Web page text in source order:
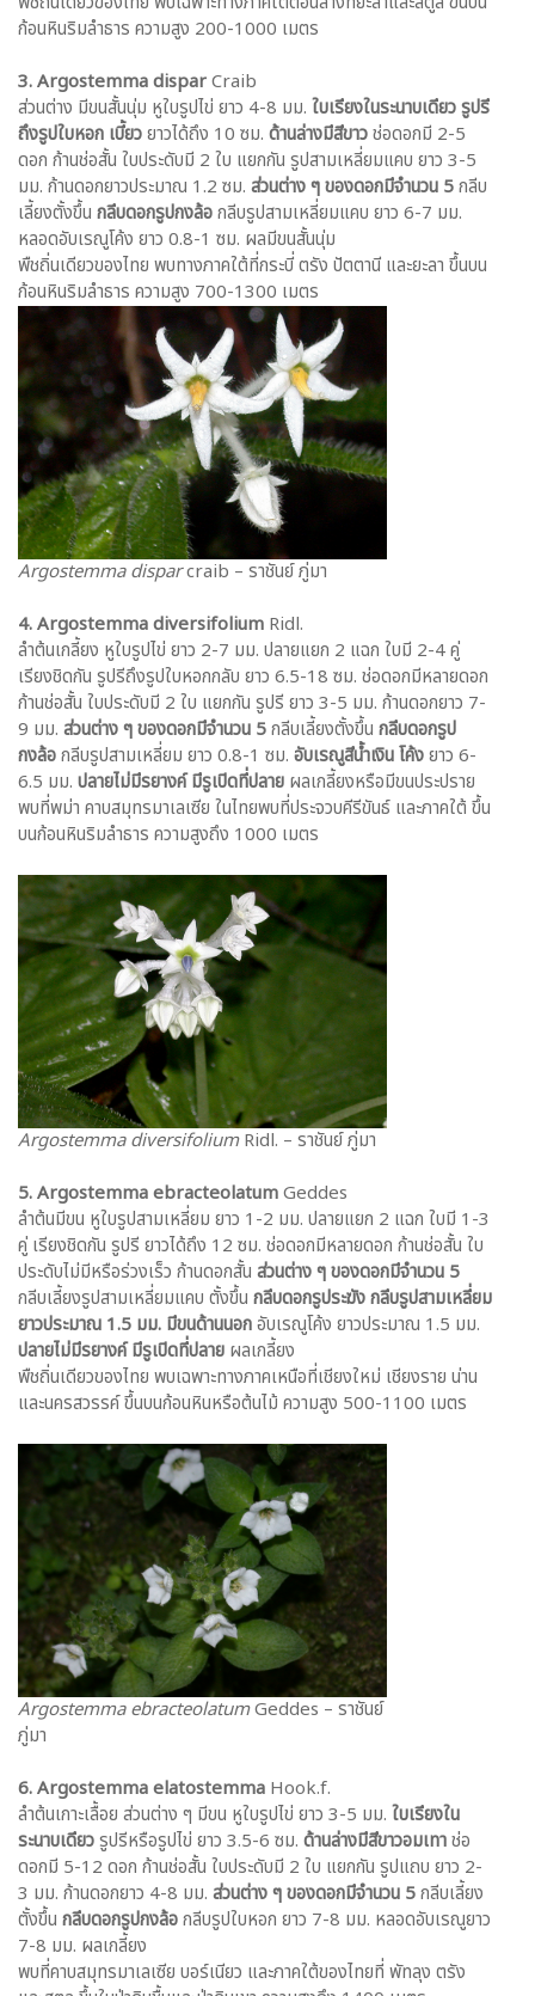
ก้อนหินริมลำธาร ความสูง 200-1000 เมตร
3. Argostemma disparCraib
ส่วนต่าง มีขนสั้นนุ่ม หูใบรูปไข่ ยาว 4-8 มม. ใบเรียงในระนาบเดียว รูปรี
ถึงรูปใบหอก เบี้ยวยาวได้ถึง 10 ซม. ด้านล่างมีสีขาวช่อดอกมี 2-5
ดอก ก้านช่อสั้น ใบประดับมี 2 ใบ แยกกัน รูปสามเหลี่ยมแคบ ยาว 3-5
มม. ก้านดอกยาวประมาณ 1.2 ซม. ส่วนต่าง ๆ ของดอกมีจำนวน 5กลีบ
เลี้ยงตั้งขึ้น กลีบดอกรูปกงล้อกลีบรูปสามเหลี่ยมแคบ ยาว 6-7 มม.
หลอดอับเรณูโค้ง ยาว 0.8-1 ซม. ผลมีขนสั้นนุ่ม
พืชถิ่นเดียวของไทย พบทางภาคใต้ที่กระบี่ ตรัง ปัตตานี และยะลา ขึ้นบน
ก้อนหินริมลำธาร ความสูง 700-1300 เมตร
Argostemma disparcraib – ราชันย์ ภู่มา
4. Argostemma diversifolium Ridl.
ลำต้นเกลี้ยง หูใบรูปไข่ ยาว 2-7 มม. ปลายแยก 2 แฉก ใบมี 2-4 คู่
เรียงชิดกัน รูปรีถึงรูปใบหอกกลับ ยาว 6.5-18 ซม. ช่อดอกมีหลายดอก
ก้านช่อสั้น ใบประดับมี 2 ใบ แยกกัน รูปรี ยาว 3-5 มม. ก้านดอกยาว 7-
9 มม. ส่วนต่าง ๆ ของดอกมีจำนวน 5กลีบเลี้ยงตั้งขึ้น กลีบดอกรูป
กงล้อกลีบรูปสามเหลี่ยม ยาว 0.8-1 ซม. อับเรณูสีน้ำเงิน โค้งยาว 6-
6.5 มม. ปลายไม่มีรยางค์ มีรูเปิดที่ปลาย ผลเกลี้ยงหรือมีขนประปราย
พบที่พม่า คาบสมุทรมาเลเซีย ในไทยพบที่ประจวบคีรีขันธ์ และภาคใต้ ขึ้น
บนก้อนหินริมลำธาร ความสูงถึง 1000 เมตร
Argostemma diversifoliumRidl. – ราชันย์ ภู่มา
5. Argostemma ebracteolatumGeddes
ลำต้นมีขน หูใบรูปสามเหลี่ยม ยาว 1-2 มม. ปลายแยก 2 แฉก ใบมี 1-3
คู่ เรียงชิดกัน รูปรี ยาวได้ถึง 12 ซม. ช่อดอกมีหลายดอก ก้านช่อสั้น ใบ
ประดับไม่มีหรือร่วงเร็ว ก้านดอกสั้น ส่วนต่าง ๆ ของดอกมีจำนวน 5
กลีบเลี้ยงรูปสามเหลี่ยมแคบ ตั้งขึ้น กลีบดอกรูประฆัง กลีบรูปสามเหลี่ยม
ยาวประมาณ 1.5 มม. มีขนด้านนอกอับเรณูโค้ง ยาวประมาณ 1.5 มม.
ปลายไม่มีรยางค์ มีรูเปิดที่ปลาย ผลเกลี้ยง
พืชถิ่นเดียวของไทย พบเฉพาะทางภาคเหนือที่เชียงใหม่ เชียงราย น่าน
และนครสวรรค์ ขึ้นบนก้อนหินหรือต้นไม้ ความสูง 500-1100 เมตร
Argostemma ebracteolatumGeddes – ราชันย์
ภู่มา
6. Argostemma elatostemma Hook.f.
ลำต้นเกาะเลื้อย ส่วนต่าง ๆ มีขน หูใบรูปไข่ ยาว 3-5 มม. ใบเรียงใน
ระนาบเดียวรูปรีหรือรูปไข่ ยาว 3.5-6 ซม. ด้านล่างมีสีขาวอมเทาช่อ
ดอกมี 5-12 ดอก ก้านช่อสั้น ใบประดับมี 2 ใบ แยกกัน รูปแถบ ยาว 2-
3 มม. ก้านดอกยาว 4-8 มม. ส่วนต่าง ๆ ของดอกมีจำนวน 5กลีบเลี้ยง
ตั้งขึ้น กลีบดอกรูปกงล้อกลีบรูปใบหอก ยาว 7-8 มม. หลอดอับเรณูยาว
7-8 มม. ผลเกลี้ยง
พบที่คาบสมุทรมาเลเซีย บอร์เนียว และภาคใต้ของไทยที่ พัทลุง ตรัง